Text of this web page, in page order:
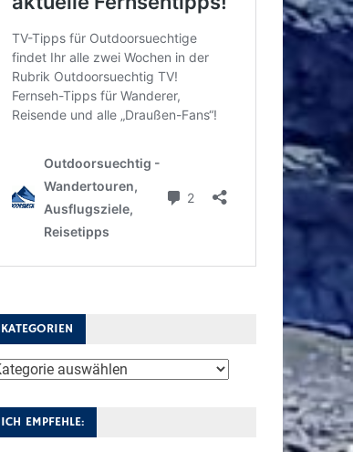
KATEGORIEN
ICH EMPFEHLE: